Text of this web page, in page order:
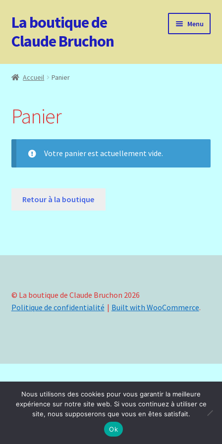
Aller
à
la
Aller
au
contenu
La boutique de
Claude Bruchon
Menu
Accueil
Conditions générales de vente
Contact
Mon compte
Accueil Panier
Panier
Votre panier est actuellement vide.
Retour à la boutique
© La boutique de Claude Bruchon 2026
Politique de confidentialité
Built with WooCommerce.
Nous utilisons des cookies pour vous garantir la meilleure
expérience sur notre site web. Si vous continuez à utiliser ce
site, nous supposerons que vous en êtes satisfait.
Ok